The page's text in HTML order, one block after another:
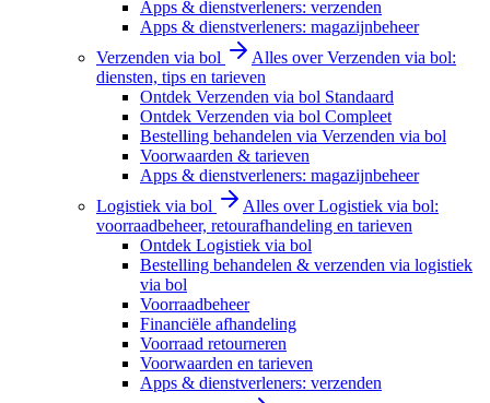
Apps & dienstverleners: verzenden
Apps & dienstverleners: magazijnbeheer
Verzenden via bol
Alles over Verzenden via bol:
diensten, tips en tarieven
Ontdek Verzenden via bol Standaard
Ontdek Verzenden via bol Compleet
Bestelling behandelen via Verzenden via bol
Voorwaarden & tarieven
Apps & dienstverleners: magazijnbeheer
Logistiek via bol
Alles over Logistiek via bol:
voorraadbeheer, retourafhandeling en tarieven
Ontdek Logistiek via bol
Bestelling behandelen & verzenden via logistiek
via bol
Voorraadbeheer
Financiële afhandeling
Voorraad retourneren
Voorwaarden en tarieven
Apps & dienstverleners: verzenden